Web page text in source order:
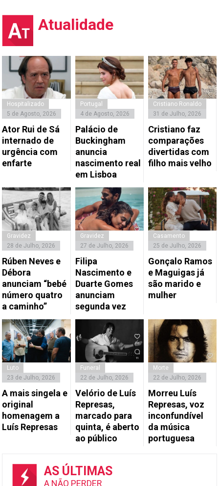
Atualidade
Hospitalizado
5 de Agosto, 2026
Ator Rui de Sá
internado de
urgência com
enfarte
Portugal
4 de Agosto, 2026
Palácio de
Buckingham
anuncia
nascimento real
em Lisboa
Cristiano Ronaldo
31 de Julho, 2026
Cristiano faz
comparações
divertidas com
filho mais velho
Gravidez
28 de Julho, 2026
Rúben Neves e
Débora
anunciam “bebé
número quatro
a caminho”
Gravidez
27 de Julho, 2026
Filipa
Nascimento e
Duarte Gomes
anunciam
segunda vez
Casamento
25 de Julho, 2026
Gonçalo Ramos
e Maguigas já
são marido e
mulher
Luto
23 de Julho, 2026
A mais singela e
original
homenagem a
Luís Represas
Funeral
22 de Julho, 2026
Velório de Luís
Represas,
marcado para
quinta, é aberto
ao público
Morte
22 de Julho, 2026
Morreu Luís
Represas, voz
inconfundível
da música
portuguesa
AS ÚLTIMAS
A NÃO PERDER